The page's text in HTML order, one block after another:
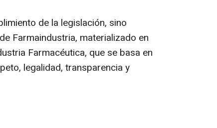
de la legislación, sino
Farmaindustria, materializado en
Farmacéutica, que se basa en
legalidad, transparencia y